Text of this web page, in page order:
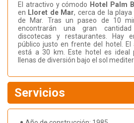
El atractivo y cómodo Hotel Palm
en Lloret de Mar, cerca de la
de Mar. Tras un paseo de 10
encontrarán una gran
discotecas y restaurantes. Hay
público justo en frente del hotel. El
está a 30 km. Este hotel es ideal
llenas de diversión bajo el sol
Servicios